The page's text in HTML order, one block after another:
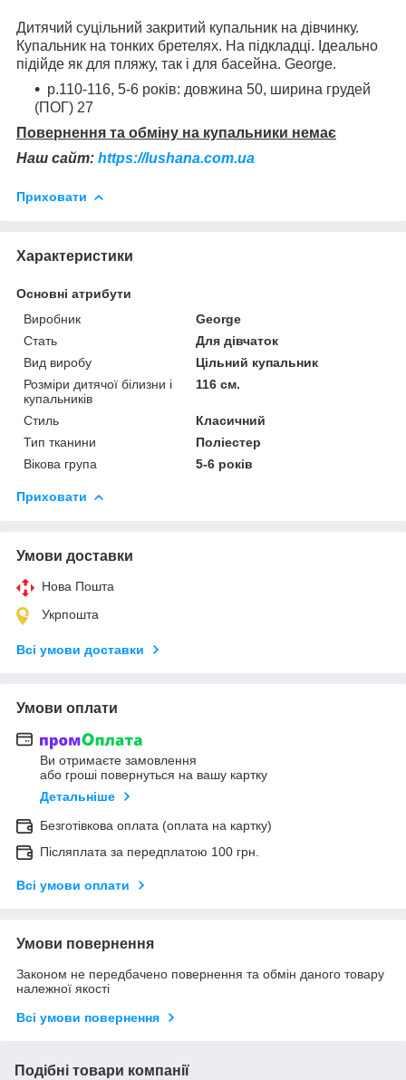
Дитячий суцільний закритий купальник на дівчинку.
Купальник на тонких бретелях. На підкладці. Ідеально
підійде як для пляжу, так і для басейна. George.
р.110-116, 5-6 років: довжина 50, ширина грудей
(ПОГ) 27
Повернення та обміну на купальники немає
Наш сайт: https://lushana.com.ua
Приховати
Характеристики
Основні атрибути
Виробник
George
Стать
Для дівчаток
Вид виробу
Цільний купальник
Розміри дитячої білизни і
купальників
116 см.
Стиль
Класичний
Тип тканини
Поліестер
Вікова група
5-6 років
Приховати
Умови доставки
Нова Пошта
Укрпошта
Всі умови доставки
Умови оплати
Ви отримаєте замовлення
або гроші повернуться на вашу картку
Детальніше
Безготівкова оплата (оплата на картку)
Післяплата за передплатою 100 грн.
Всі умови оплати
Умови повернення
Законом не передбачено повернення та обмін даного товару
належної якості
Всі умови повернення
Подібні товари компанії